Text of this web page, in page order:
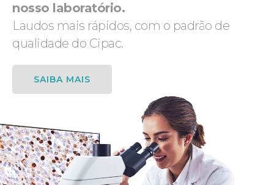
nosso laboratório.
Laudos mais rápidos, com o padrão de
qualidade do Cipac.
SAIBA MAIS